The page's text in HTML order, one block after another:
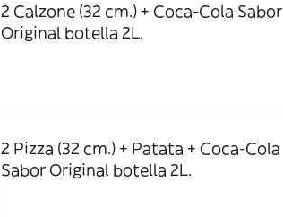
2 Calzone (32 cm.) + Coca-Cola Sabor
Original botella 2L.
2 Pizza (32 cm.) + Patata + Coca-Cola
Sabor Original botella 2L.